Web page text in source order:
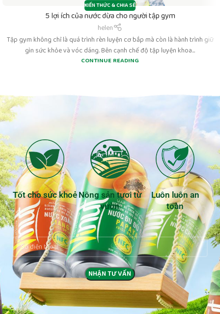
KIẾN THỨC & CHIA SẺ
5 lợi ích của nước dừa cho người tập gym
helen
Tập gym không chỉ là quá trình rèn luyện cơ bắp mà còn là hành trình giữ
gìn sức khỏe và vóc dáng. Bên cạnh chế độ tập luyện khoa...
CONTINUE READING
Tốt cho sức khoẻ Nông sản tươi từ
vườn
Luôn luôn an
toàn